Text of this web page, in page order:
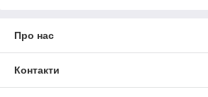
Про нас
Контакти